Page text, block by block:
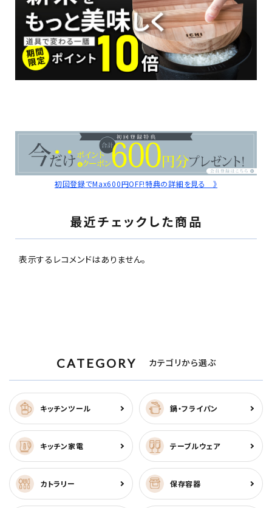
初回登録でMax600円OFF!特典の詳細を見る 》
最近チェックした商品
表示するレコメンドはありません。
CATEGORY カテゴリから選ぶ
キッチンツール 鍋・フライパン
キッチン家電 テーブルウェア
カトラリー 保存容器